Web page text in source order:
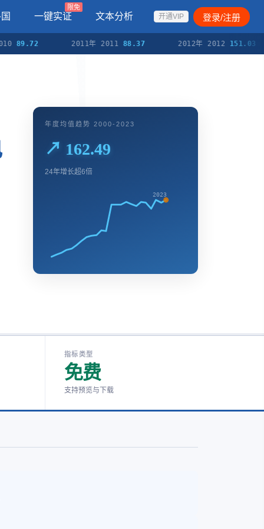
一键实证
限免
文本分析 开通VIP 登录/注册
2011年 2011 88.37 2012年 2012 151.03
年度均值趋势 2000-2023
↗ 162.49
24年增长超6倍
2023
指标类型
免费
支持预览与下载